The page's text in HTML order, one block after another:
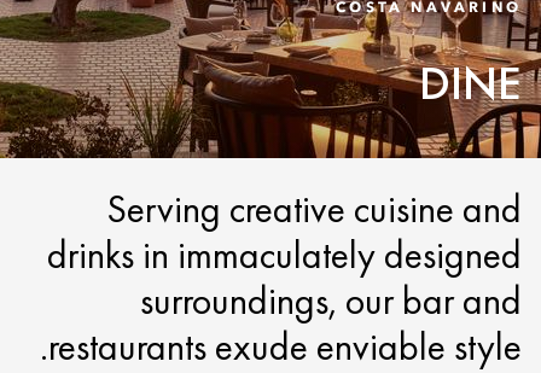
COSTA NAVARINO
DINE
Serving creative cuisine and
drinks in immaculately designed
surroundings, our bar and
restaurants exude enviable style.